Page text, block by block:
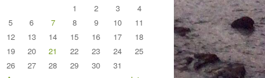
1
2 3
4
5
6 7 8 9 10
11
12
13 14 15 16 17
18
19
20 21 22 23 24
25
26
27 28 29 30
31